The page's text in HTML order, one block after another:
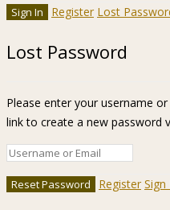
Register Lost
Lost Password
Please enter your username
link to create a new password
Register Sign